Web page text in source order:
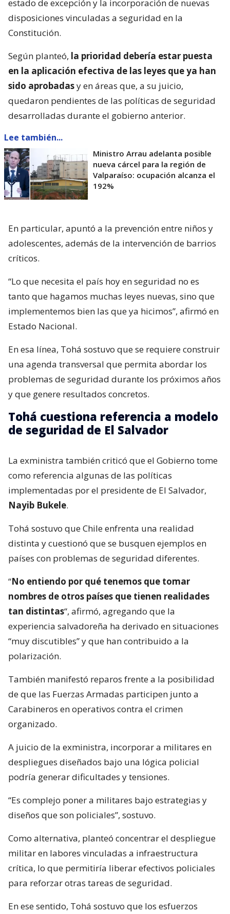
estado de excepción y la incorporación de nuevas
disposiciones vinculadas a seguridad en la
Constitución.
Según planteó, la prioridad debería estar puesta
en la aplicación efectiva de las leyes que ya han
sido aprobadasy en áreas que, a su juicio,
quedaron pendientes de las políticas de seguridad
desarrolladas durante el gobierno anterior.
Lee también...
Ministro Arrau adelanta posible
nueva cárcel para la región de
Valparaíso: ocupación alcanza el
192%
En particular, apuntó a la prevención entre niños y
adolescentes, además de la intervención de barrios
críticos.
“Lo que necesita el país hoy en seguridad no es
tanto que hagamos muchas leyes nuevas, sino que
implementemos bien las que ya hicimos”, afirmó en
Estado Nacional.
En esa línea, Tohá sostuvo que se requiere construir
una agenda transversal que permita abordar los
problemas de seguridad durante los próximos años
y que genere resultados concretos.
Tohá cuestiona referencia a modelo
de seguridad de El Salvador
La exministra también criticó que el Gobierno tome
como referencia algunas de las políticas
implementadas por el presidente de El Salvador,
Nayib Bukele.
Tohá sostuvo que Chile enfrenta una realidad
distinta y cuestionó que se busquen ejemplos en
países con problemas de seguridad diferentes.
“No entiendo por qué tenemos que tomar
nombres de otros países que tienen realidades
tan distintas“, afirmó, agregando que la
experiencia salvadoreña ha derivado en situaciones
“muy discutibles” y que han contribuido a la
polarización.
También manifestó reparos frente a la posibilidad
de que las Fuerzas Armadas participen junto a
Carabineros en operativos contra el crimen
organizado.
A juicio de la exministra, incorporar a militares en
despliegues diseñados bajo una lógica policial
podría generar dificultades y tensiones.
“Es complejo poner a militares bajo estrategias y
diseños que son policiales”, sostuvo.
Como alternativa, planteó concentrar el despliegue
militar en labores vinculadas a infraestructura
crítica, lo que permitiría liberar efectivos policiales
para reforzar otras tareas de seguridad.
En ese sentido, Tohá sostuvo que los esfuerzos